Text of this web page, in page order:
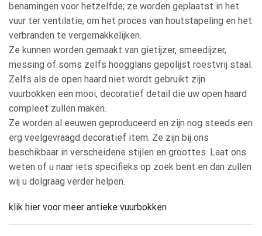
benamingen voor hetzelfde; ze worden geplaatst in het
vuur ter ventilatie, om het proces van houtstapeling en het
verbranden te vergemakkelijken.
Ze kunnen worden gemaakt van gietijzer, smeedijzer,
messing of soms zelfs hoogglans gepolijst roestvrij staal.
Zelfs als de open haard niet wordt gebruikt zijn
vuurbokken een mooi, decoratief detail die uw open haard
compleet zullen maken.
Ze worden al eeuwen geproduceerd en zijn nog steeds een
erg veelgevraagd decoratief item. Ze zijn bij ons
beschikbaar in verscheidene stijlen en groottes. Laat ons
weten of u naar iets specifieks op zoek bent en dan zullen
wij u dolgraag verder helpen.
klik hier voor meer antieke vuurbokken